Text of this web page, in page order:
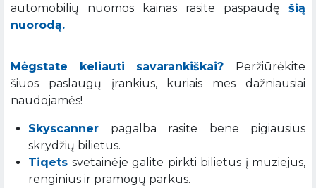
automobilių nuomos kainas rasite paspaudę šią
nuorodą.
Mėgstate keliauti savarankiškai? Peržiūrėkite
šiuos paslaugų įrankius, kuriais mes dažniausiai
naudojamės!
Skyscanner pagalba rasite bene pigiausius
skrydžių bilietus.
Tiqets svetainėje galite pirkti bilietus į muziejus,
renginius ir pramogų parkus.